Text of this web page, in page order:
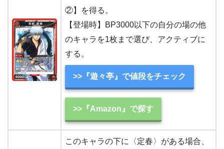
②】を得る。
【登場時】BP3000以下の自分の場の他
のキャラを1枚まで選び、アクティブに
する。
>>『遊々亭』で値段をチェック
>>『Amazon』で探す
このキャラの下に〈定春〉がある場合、